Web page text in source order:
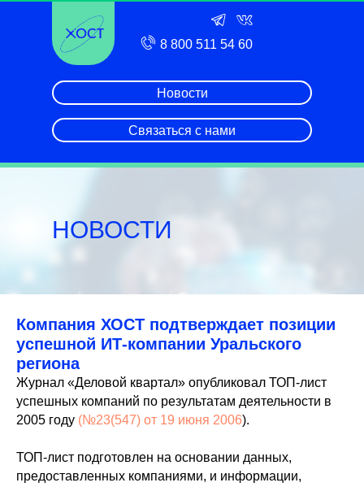
Связаться с нами
Новости
8 800 511 54 60
НОВОСТИ
Компания ХОСТ подтверждает позиции
успешной ИТ-компании Уральского
региона
Журнал «Деловой квартал» опубликовал ТОП-лист
успешных компаний по результатам деятельности в
2005 году (№23(547) от 19 июня 2006).
ТОП-лист подготовлен на основании данных,
предоставленных компаниями, и информации,